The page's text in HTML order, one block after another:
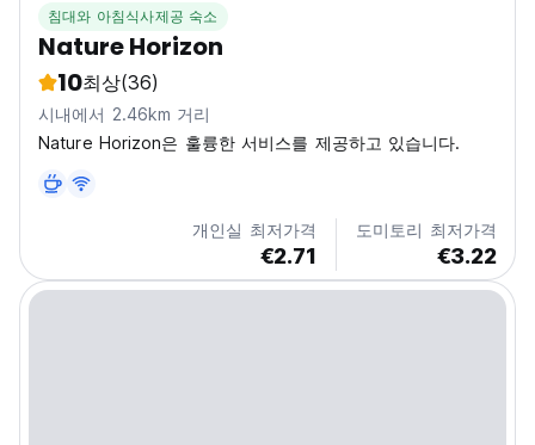
침대와 아침식사제공 숙소
Nature Horizon
10최상(36)
시내에서 2.46km 거리
Nature Horizon은 훌륭한 서비스를 제공하고 있습니다.
개인실 최저가격
€2.71
도미토리 최저가격
€3.22